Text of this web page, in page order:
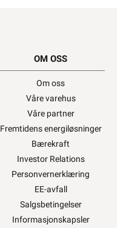
OM OSS
Om oss
Våre varehus
Våre partner
Fremtidens energiløsninger
Bærekraft
Investor Relations
Personvernerklæring
EE-avfall
Salgsbetingelser
Informasjonskapsler